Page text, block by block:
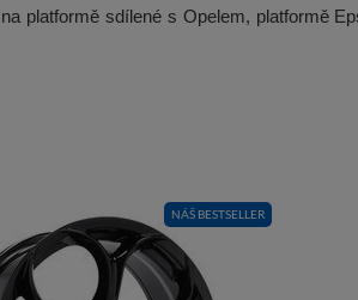
platformě sdílené s Opelem, platformě
NÁŠ BESTSELLER